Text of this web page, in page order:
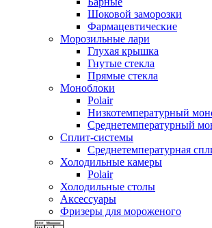
Шоковой заморозки
Фармацевтические
Морозильные лари
Глухая крышка
Гнутые стекла
Прямые стекла
Моноблоки
Polair
Низкотемпературный
Среднетемпературный
Сплит-системы
Среднетемпературная
Холодильные камеры
Polair
Холодильные столы
Аксессуары
Фризеры для мороженого